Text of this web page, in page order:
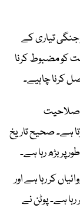
جنگی تیاری کے
صلاحیت کو مضبوط کرنا
صلاحیت
ہے۔ صحیح تاریخ
پر بڑھ رہا ہے۔
کر رہا ہے اور
ہے۔ پوٹن نے